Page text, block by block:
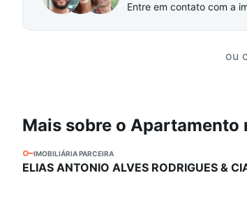
Entre em contato com a
ou
Mais sobre o Apartamento
IMOBILIÁRIA PARCEIRA
ELIAS ANTONIO ALVES RODRIGUES &